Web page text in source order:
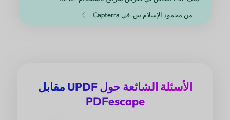
اصطناعي مذهل لتحليل مقالات علم
بسرعة!
زارع جوجل بلاي
الأسئلة الشائعة حول UPDF مقابل
PDFescape